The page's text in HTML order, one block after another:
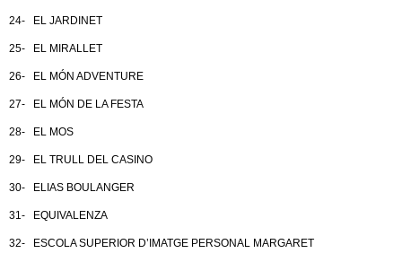
24- EL JARDINET
25- EL MIRALLET
26- EL MÓN ADVENTURE
27- EL MÓN DE LA FESTA
28- EL MOS
29- EL TRULL DEL CASINO
30- ELIAS BOULANGER
31- EQUIVALENZA
32- ESCOLA SUPERIOR D’IMATGE PERSONAL MARGARET